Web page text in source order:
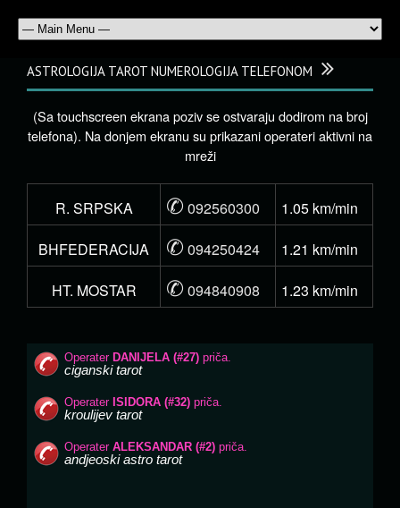
ASTROLOGIJA TAROT NUMEROLOGIJA TELEFONOM
(Sa touchscreen ekrana poziv se ostvaraju dodirom na broj
telefona). Na donjem ekranu su prikazani operateri aktivni na
mreži
R. SRPSKA ✆ 092560300
1.05 km/min
BHFEDERACIJA
✆ 094250424
1.21 km/min
HT. MOSTAR
✆ 094840908 1.23 km/min